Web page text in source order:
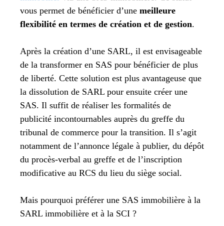
vous permet de bénéficier d’une meilleure
flexibilité en termes de création et de gestion.
Après la création d’une SARL, il est envisageable
de la transformer en SAS pour bénéficier de plus
de liberté. Cette solution est plus avantageuse que
la dissolution de SARL pour ensuite créer une
SAS. Il suffit de réaliser les formalités de
publicité incontournables auprès du greffe du
tribunal de commerce pour la transition. Il s’agit
notamment de l’annonce légale à publier, du dépôt
du procès-verbal au greffe et de l’inscription
modificative au RCS du lieu du siège social.
Mais pourquoi préférer une SAS immobilière à la
SARL immobilière et à la SCI ?